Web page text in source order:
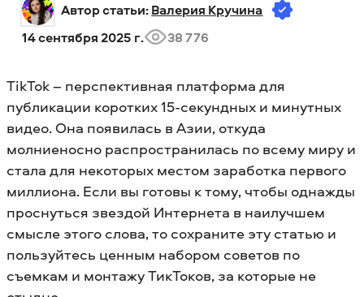
Автор статьи: Валерия Кручина
14 сентября 2025 г.
38 776
TikTok – перспективная платформа для
публикации коротких 15-секундных и минутных
видео. Она появилась в Азии, откуда
молниеносно распространилась по всему миру и
стала для некоторых местом заработка первого
миллиона. Если вы готовы к тому, чтобы однажды
проснуться звездой Интернета в наилучшем
смысле этого слова, то сохраните эту статью и
пользуйтесь ценным набором советов по
съемкам и монтажу ТикТоков, за которые не